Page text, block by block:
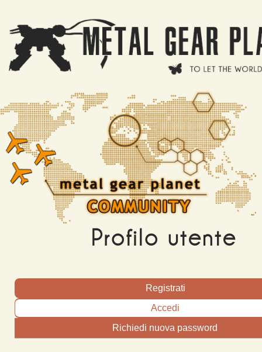
Profilo utente
Schede primarie
Registrati
Accedi
Richiedi nuova password